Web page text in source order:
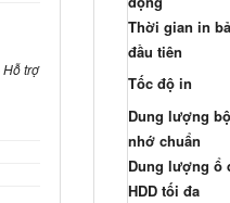
trợ
Thời gian in
đầu tiên
Tốc độ in
Dung lượng bộ
nhớ chuẩn
Dung lượng ổ
HDD tối đa